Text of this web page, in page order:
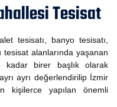
Tesisat
tesisatı, banyo tesisatı,
tesisat alanlarında yaşanan
kadar birer başlık olarak
ayrı değerlendirilip İzmir
kişilerce yapılan önemli